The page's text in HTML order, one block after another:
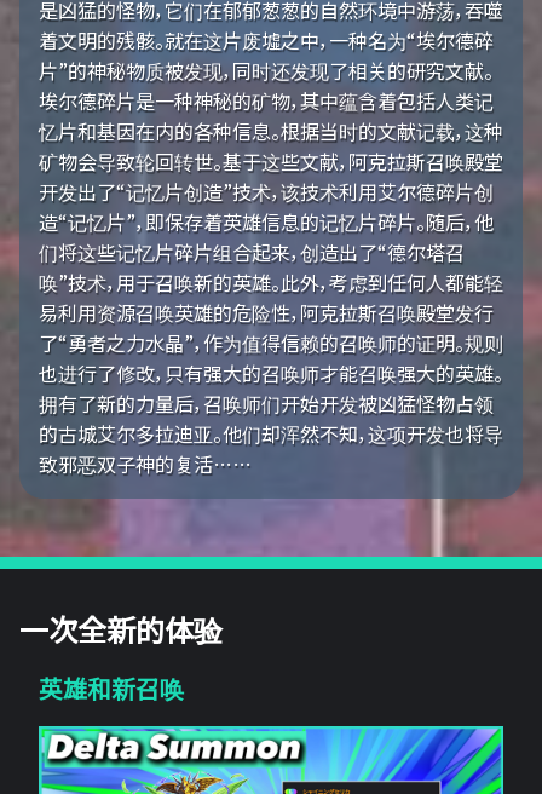
是凶猛的怪物，它们在郁郁葱葱的自然环境中游荡，吞噬
着文明的残骸。就在这片废墟之中，一种名为“埃尔德碎
片”的神秘物质被发现，同时还发现了相关的研究文献。
埃尔德碎片是一种神秘的矿物，其中蕴含着包括人类记
忆片和基因在内的各种信息。根据当时的文献记载，这种
矿物会导致轮回转世。基于这些文献，阿克拉斯召唤殿堂
开发出了“记忆片创造”技术，该技术利用艾尔德碎片创
造“记忆片”，即保存着英雄信息的记忆片碎片。随后，他
们将这些记忆片碎片组合起来，创造出了“德尔塔召
唤”技术，用于召唤新的英雄。此外，考虑到任何人都能轻
易利用资源召唤英雄的危险性，阿克拉斯召唤殿堂发行
了“勇者之力水晶”，作为值得信赖的召唤师的证明。规则
也进行了修改，只有强大的召唤师才能召唤强大的英雄。
拥有了新的力量后，召唤师们开始开发被凶猛怪物占领
的古城艾尔多拉迪亚。他们却浑然不知，这项开发也将导
致邪恶双子神的复活……
一次全新的体验
英雄和新召唤